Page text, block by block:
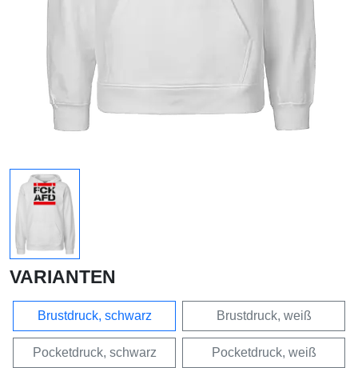
VARIANTEN
Brustdruck, schwarz Brustdruck, weiß
Pocketdruck, schwarz Pocketdruck, weiß